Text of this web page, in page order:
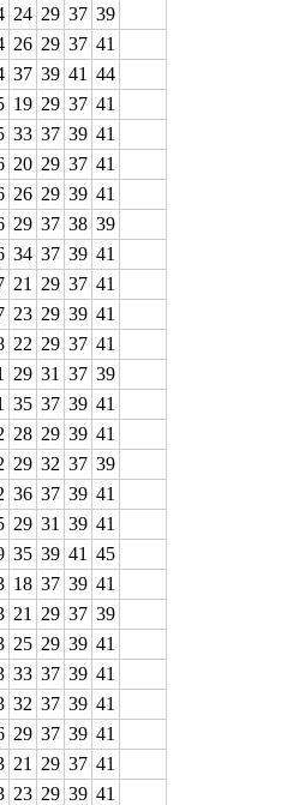
24 29 37 39
26 29 37 41
37 39 41 44
19 29 37 41
33 37 39 41
20 29 37 41
26 29 39 41
29 37 38 39
34 37 39 41
21 29 37 41
23 29 39 41
22 29 37 41
29 31 37 39
35 37 39 41
28 29 39 41
29 32 37 39
36 37 39 41
29 31 39 41
35 39 41 45
18 37 39 41
21 29 37 39
25 29 39 41
33 37 39 41
32 37 39 41
29 37 39 41
21 29 37 41
23 29 39 41